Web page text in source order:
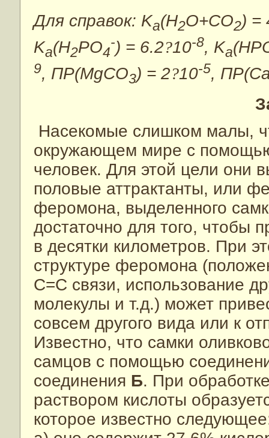
Для справок: Ka(H2O+CO2) =
Ka(H2РO4
-) = 6.2?10-8, Ka
9, ПР(MgCO3) = 2?10-5,
Насекомые слишком малы,
окружающем мире с помощью
человек. Для этой цели они
половые аттрактанты, или
феромона, выделенного
достаточно для того, чтобы
в десятки километров. При
структуре феромона
С=С связи, использование
молекулы и т.д.) может
совсем другого вида или к
Известно, что самки
самцов с помощью
соединения Б. При
раствором кислоты
которое известно